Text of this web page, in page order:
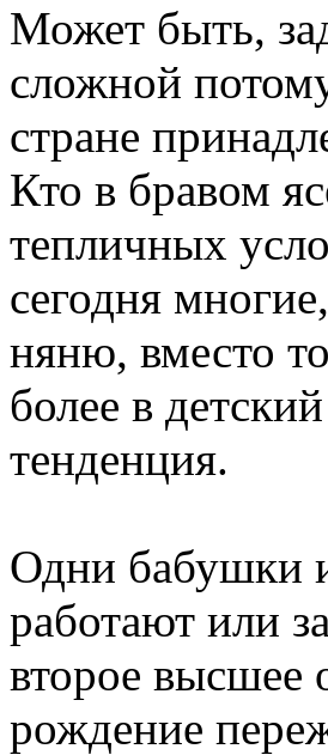
Может быть,
сложной
стране
Кто в бравом
тепличных
сегодня
няню, вместо
более в
тенденция.
Одни бабушки
работают или
второе высшее
рождение